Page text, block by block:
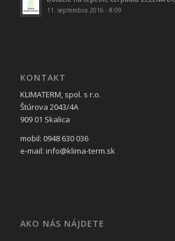
11. septembra 2016 - 8:09
KONTAKT
KLIMATERM, spol. s r.o.
Štúrova 2043/4A
909 01 Skalica
mobil: 0948 630 036
e-mail: info@klima-term.sk
AKO NÁS NÁJDETE